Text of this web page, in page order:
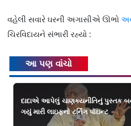
વહેલી સવારે ઘરની અગાસીએ ઊભો
ચિરવિદાયને સંભારી રહ્યો :
આ પણ વાંચો
દાદાએ આપેલું ચાણક્યનીતિનું પુસ્તક
ગયું મારી લાઇફનો ટર્નિંગ પૉઇન્ટ